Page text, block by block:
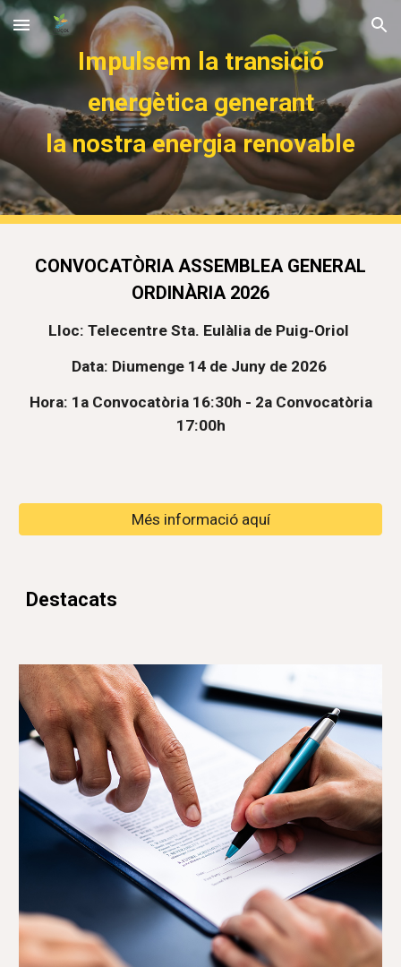
Skip to main content Skip to navigation
Impulsem la transició
energètica generant
la nostra energia renovable
CONVOCATÒRIA ASSEMBLEA GENERAL
ORDINÀRIA 2026
Lloc: Telecentre Sta. Eulàlia de Puig-Oriol
Data: Diumenge 14 de Juny de 2026
Hora: 1a Convocatòria 16:30h - 2a Convocatòria
17:00h
Més informació aquí
Destacats